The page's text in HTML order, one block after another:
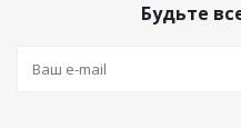
Будьте